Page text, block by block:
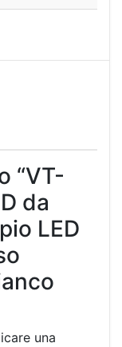
“VT-
da
LED
una